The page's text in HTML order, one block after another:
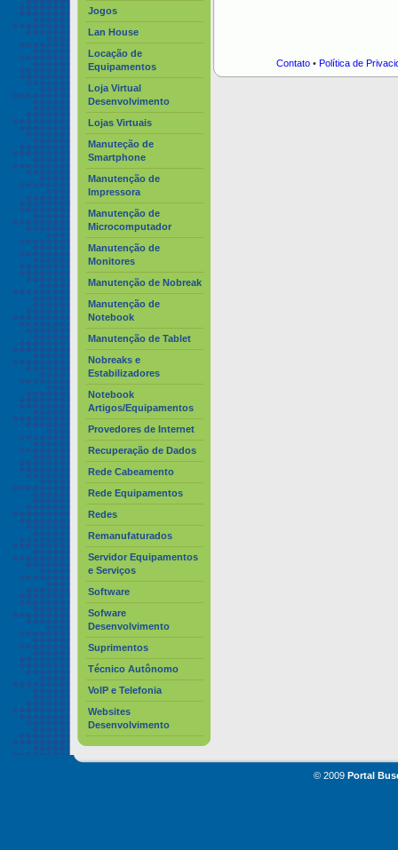
Jogos
Lan House
Locação de
Equipamentos
Loja Virtual
Desenvolvimento
Lojas Virtuais
Manuteção de
Smartphone
Manutenção de
Impressora
Manutenção de
Microcomputador
Manutenção de
Monitores
Manutenção de Nobreak
Manutenção de
Notebook
Manutenção de Tablet
Nobreaks e
Estabilizadores
Notebook
Artigos/Equipamentos
Provedores de Internet
Recuperação de Dados
Rede Cabeamento
Rede Equipamentos
Redes
Remanufaturados
Servidor Equipamentos
e Serviços
Software
Sofware
Desenvolvimento
Suprimentos
Técnico Autônomo
VoIP e Telefonia
Websites
Desenvolvimento
Contato• Política de
© 2009 Portal